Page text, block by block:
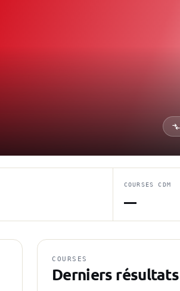
COURSES CDM
—
COURSES
Derniers résultats